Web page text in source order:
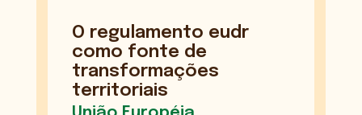
O regulamento eudr
como fonte de
transformações
territoriais